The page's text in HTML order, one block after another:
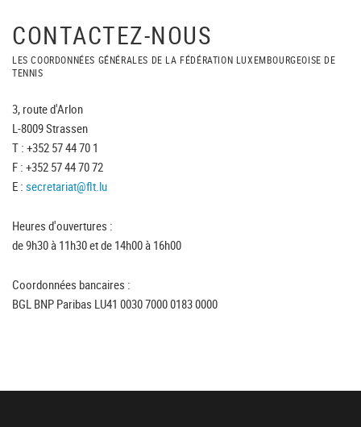
CONTACTEZ-NOUS
LES COORDONNÉES GÉNÉRALES DE LA FÉDÉRATION LUXEMBOURGEOISE DE
TENNIS
3, route d'Arlon
L-8009 Strassen
T : +352 57 44 70 1
F : +352 57 44 70 72
E : secretariat@flt.lu
Heures d'ouvertures :
de 9h30 à 11h30 et de 14h00 à 16h00
Coordonnées bancaires :
BGL BNP Paribas LU41 0030 7000 0183 0000